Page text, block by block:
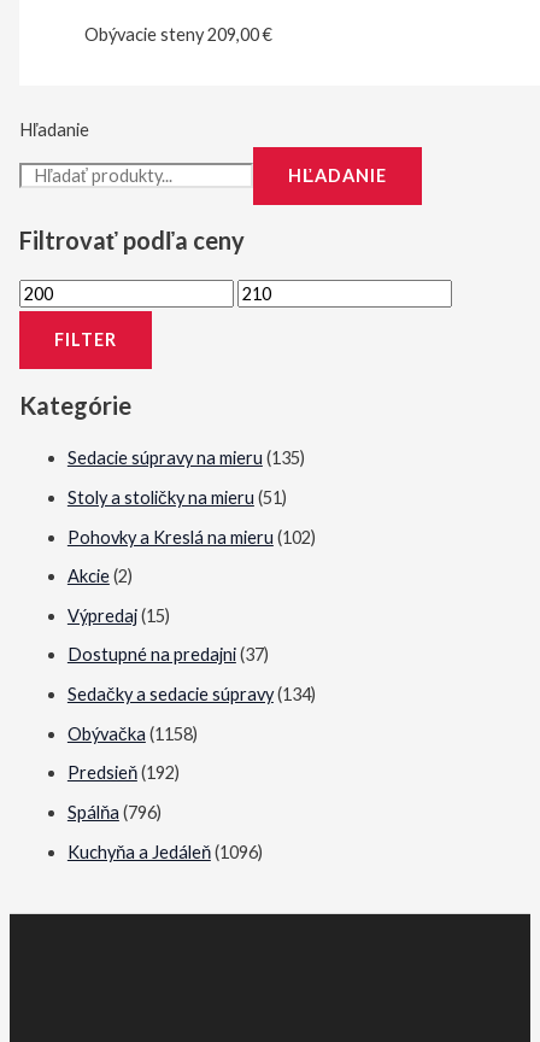
Hľadanie
HĽADANIE
Filtrovať podľa ceny
M
M
á
l
n
e
FILTER
Kategórie
Sedacie súpravy na mieru (135)
Stoly a stoličky na mieru (51)
Pohovky a Kreslá na mieru (102)
Akcie(2)
Výpredaj(15)
Dostupné na predajni(37)
Sedačky a sedacie súpravy(134)
Obývačka (1158)
Predsieň(192)
Spálňa (796)
Kuchyňa a Jedáleň(1096)
Obývacie steny209,00€